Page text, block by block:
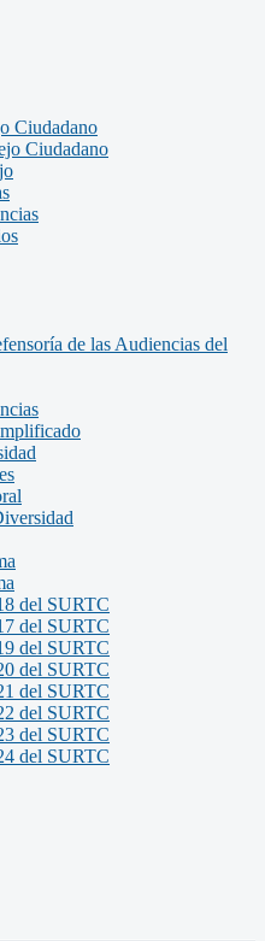
Ciudadano
Ciudadano
de las Audiencias del
del SURTC
del SURTC
del SURTC
del SURTC
del SURTC
del SURTC
del SURTC
del SURTC